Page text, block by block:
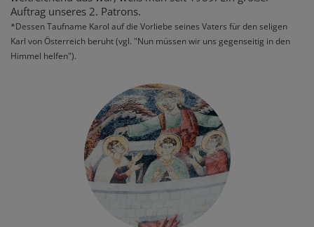
Auftrag unseres 2. Patrons.
*Dessen Taufname Karol auf die Vorliebe seines Vaters für den seligen
Karl von Österreich beruht (vgl. "Nun müssen wir uns gegenseitig in den
Himmel helfen").